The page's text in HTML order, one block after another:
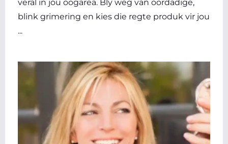
veral in jou oogarea. Bly weg van oordadige,
blink grimering en kies die regte produk vir jou
...